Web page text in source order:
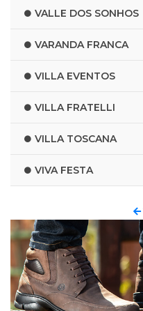
VALLE DOS SONHOS
VARANDA FRANCA
VILLA EVENTOS
VILLA FRATELLI
VILLA TOSCANA
VIVA FESTA